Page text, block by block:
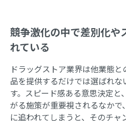
競争激化の中で差別化や
れている
ドラッグストア業界は他業態
品を提供するだけでは選ばれ
す。スピード感ある意思決定と
がる施策が重要視されるなか
に追われてしまうと、そのチャ